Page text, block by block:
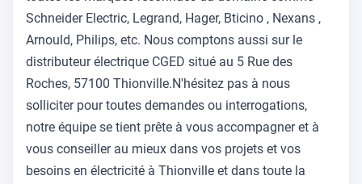
Schneider Electric, Legrand, Hager, Bticino , Nexans ,
Arnould, Philips, etc. Nous comptons aussi sur le
distributeur électrique CGED situé au 5 Rue des
Roches, 57100 Thionville.N'hésitez pas à nous
solliciter pour toutes demandes ou interrogations,
notre équipe se tient prête à vous accompagner et à
vous conseiller au mieux dans vos projets et vos
besoins en électricité à Thionville et dans toute la